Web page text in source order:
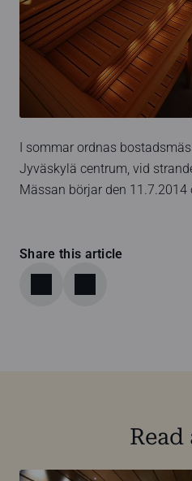
I sommar ordnas
Jyväskylä centrum, vid
Mässan börjar den
Share this article
Read